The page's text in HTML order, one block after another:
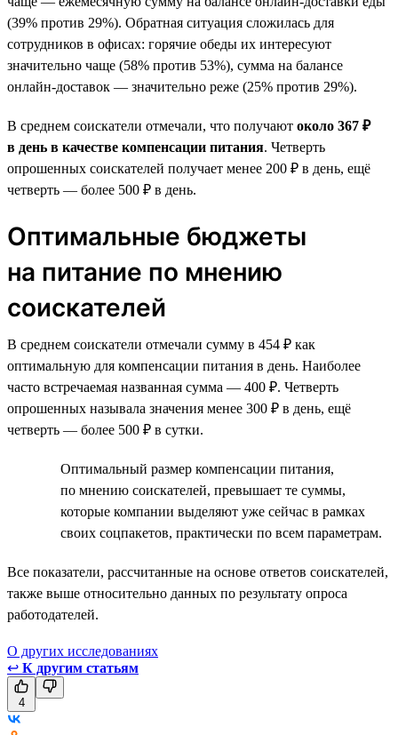
(39% против 29%). Обратная ситуация сложилась для
сотрудников в офисах: горячие обеды их интересуют
значительно чаще (58% против 53%), сумма на балансе
онлайн-доставок — значительно реже (25% против 29%).
В среднем соискатели отмечали, что получают около 367 ₽
в день в качестве компенсации питания. Четверть
опрошенных соискателей получает менее 200 ₽ в день, ещё
четверть — более 500 ₽ в день.
Оптимальные бюджеты
на питание по мнению
соискателей
В среднем соискатели отмечали сумму в 454 ₽ как
оптимальную для компенсации питания в день. Наиболее
часто встречаемая названная сумма — 400 ₽. Четверть
опрошенных называла значения менее 300 ₽ в день, ещё
четверть — более 500 ₽ в сутки.
Оптимальный размер компенсации питания,
по мнению соискателей, превышает те суммы,
которые компании выделяют уже сейчас в рамках
своих соцпакетов, практически по всем параметрам.
Все показатели, рассчитанные на основе ответов соискателей,
также выше относительно данных по результату опроса
работодателей.
О других исследованиях
↩ К другим статьям
4